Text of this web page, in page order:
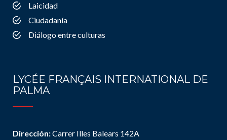
Laicidad
Ciudadanía
Diálogo entre culturas
LYCÉE FRANÇAIS INTERNATIONAL DE
PALMA
Dirección:Carrer Illes Balears 142A